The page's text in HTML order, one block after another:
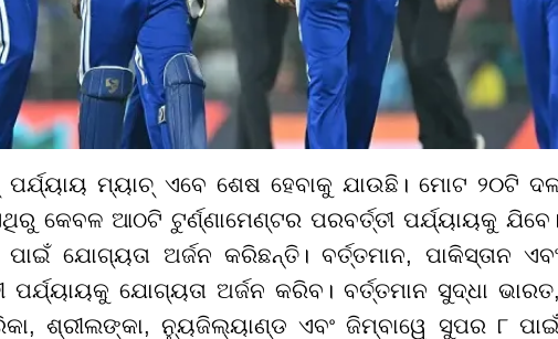
ମ୍ୟାଚ୍ ଏବେ ଶେଷ ହେବାକୁ ଯାଉଛି। ମୋଟ ୨୦ଟି
କେବଳ ଆଠଟି ଟୁର୍ଣ୍ଣାମେଣ୍ଟର ପରବର୍ତ୍ତୀ ପର୍ଯ୍ୟାୟକୁ ଯିବେ।
ଯୋଗ୍ୟତା ଅର୍ଜନ କରିଛନ୍ତି। ବର୍ତ୍ତମାନ, ପାକିସ୍ତାନ
ଯୋଗ୍ୟତା ଅର୍ଜନ କରିବ। ବର୍ତ୍ତମାନ ସୁଦ୍ଧା ଭାରତ,
ଶ୍ରୀଲଙ୍କା, ନ୍ୟୁଜିଲ୍ୟାଣ୍ଡ ଏବଂ ଜିମ୍ବାୱେ ସୁପର ୮